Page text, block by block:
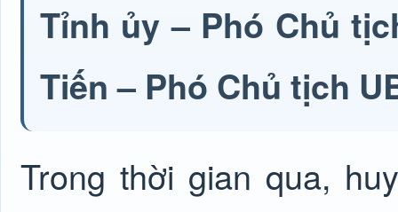
Tỉnh ủy – Phó Chủ
Tiến – Phó Chủ tịch
Trong thời gian qua,